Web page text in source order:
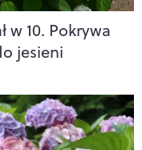
w 10. Pokrywa
jesieni